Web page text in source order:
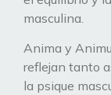
masculina.
Anima y
reflejan tanto
la psique